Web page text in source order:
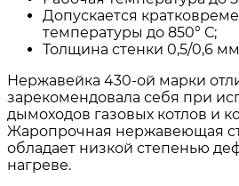
Допускается
температуры до 850° С;
Толщина стенки 0,5/0,6
Нержавейка 430-ой марки
зарекомендовала себя при
дымоходов газовых котлов и
Жаропрочная нержавеющая
обладает низкой степенью
нагреве.